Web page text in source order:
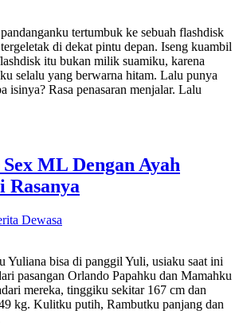
tertumbuk ke sebuah flashdisk
di dekat pintu depan. Iseng kuambil
itu bukan milik suamiku, karena
selalu yang berwarna hitam. Lalu punya
isinya? Rasa penasaran menjalar. Lalu
ML Dengan Ayah
Rasanya
Dewasa
Yuliana bisa di panggil Yuli, usiaku saat ini
pasangan Orlando Papahku dan Mamahku
mereka, tinggiku sekitar 167 cm dan
kg. Kulitku putih, Rambutku panjang dan